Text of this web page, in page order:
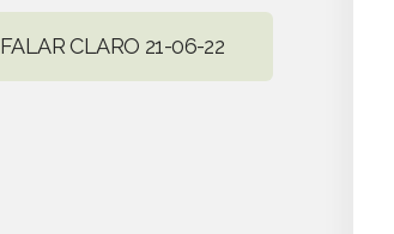
FALAR CLARO 21-06-22